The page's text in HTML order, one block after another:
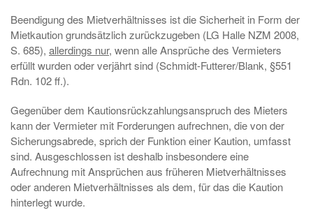
Beendigung des Mietverhältnisses ist die Sicherheit in Form der
Mietkaution grundsätzlich zurückzugeben (LG Halle NZM 2008,
S. 685), allerdings nur, wenn alle Ansprüche des Vermieters
erfüllt wurden oder verjährt sind (Schmidt-Futterer/Blank, §551
Rdn. 102 ff.).
Gegenüber dem Kautionsrückzahlungsanspruch des Mieters
kann der Vermieter mit Forderungen aufrechnen, die von der
Sicherungsabrede, sprich der Funktion einer Kaution, umfasst
sind. Ausgeschlossen ist deshalb insbesondere eine
Aufrechnung mit Ansprüchen aus früheren Mietverhältnisses
oder anderen Mietverhältnisses als dem, für das die Kaution
hinterlegt wurde.